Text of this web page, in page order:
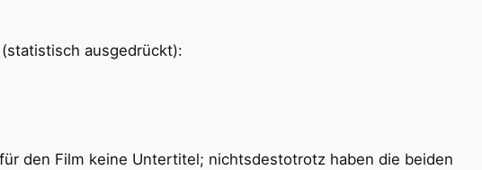
ausgedrückt):
den Film keine Untertitel; nichtsdestotrotz haben die beiden